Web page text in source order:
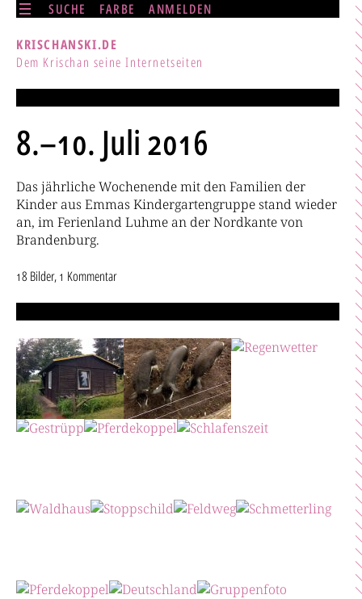
SUCHE FARBE ANMELDEN
KRISCHANSKI.DE
Dem Krischan seine Internetseiten
8.–10. Juli 2016
Das jährliche Wochenende mit den Familien der
Kinder aus Emmas Kindergartengruppe stand wieder
an, im Ferienland Luhme an der Nordkante von
Brandenburg.
18 Bilder, 1 Kommentar